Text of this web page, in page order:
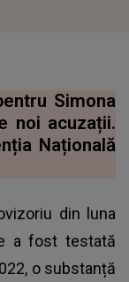
Simona
noi acuzații.
Națională
din luna
a fost testată
o substanță